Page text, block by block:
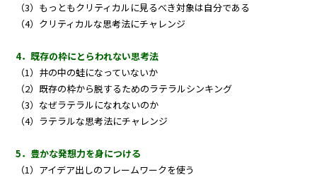
（3）もっともクリティカルに見るべき対象は自分である
（4）クリティカルな思考法にチャレンジ
4．既存の枠にとらわれない思考法
（1）井の中の蛙になっていないか
（2）既存の枠から脱するためのラテラルシンキング
（3）なぜラテラルになれないのか
（4）ラテラルな思考法にチャレンジ
5．豊かな発想力を身につける
（1）アイデア出しのフレームワークを使う